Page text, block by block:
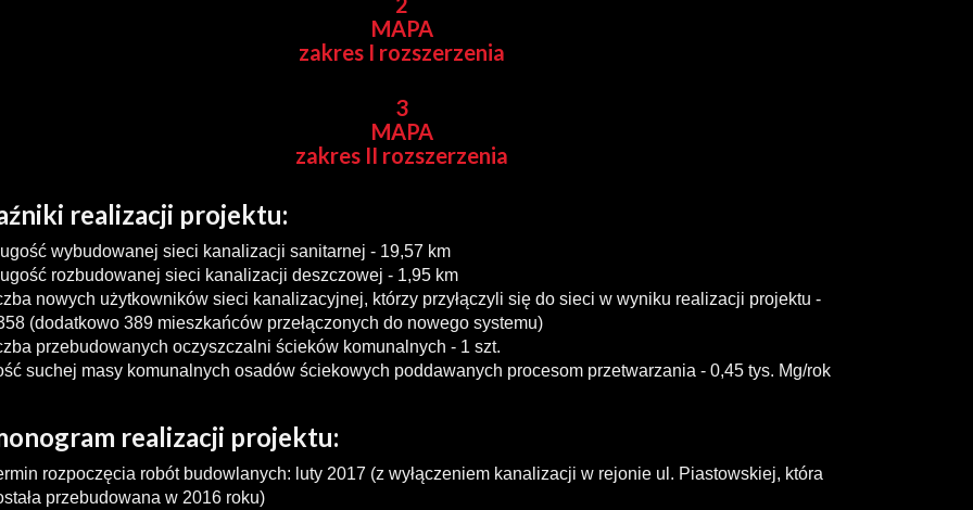
MAPA
zakres I rozszerzenia
3
MAPA
zakres II rozszerzenia
realizacji projektu:
wybudowanej sieci kanalizacji sanitarnej - 19,57 km
rozbudowanej sieci kanalizacji deszczowej - 1,95 km
nowych użytkowników sieci kanalizacyjnej, którzy przyłączyli się do sieci w wyniku realizacji projektu -
(dodatkowo 389 mieszkańców przełączonych do nowego systemu)
przebudowanych oczyszczalni ścieków komunalnych - 1 szt.
suchej masy komunalnych osadów ściekowych poddawanych procesom przetwarzania - 0,45 tys. Mg/rok
realizacji projektu:
rozpoczęcia robót budowlanych: luty 2017 (z wyłączeniem kanalizacji w rejonie ul. Piastowskiej, która
przebudowana w 2016 roku)